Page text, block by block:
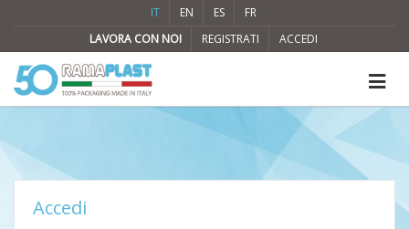
IT EN ES
FR
LAVORA CON NOI
REGISTRATI ACCEDI
Accedi